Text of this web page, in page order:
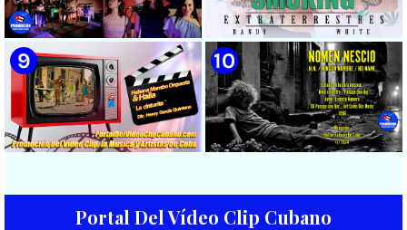
🟡 Ruly MC || ¨Hablan por
hablar¨ || Realizador: Kuriaki ||
Videoclip || Música Urbana
Cubana || RAP || CUBA
🟡 Rose Díaz || ¨Yo soy el Punto
Cubano¨ (Autores: Celina
González y Reutilio
Domínguez) || Director:
Yuliades Mariño Cabello ||
Música popular tradicional
cubana - Punto Cubano -
Punto Guajiro || Videoclip ||
CUBA
🟡 Bouquet - ¨Dressed Up
Animal¨ 📺 Videoclip - 🎬
Director: Mauricio Figueiral
🟡 Randy & White -
Extraterrestres - ¨Smoking¨ -
Videoclip - Dirección: Pepe
Portal Del Vídeo Clip Cubano